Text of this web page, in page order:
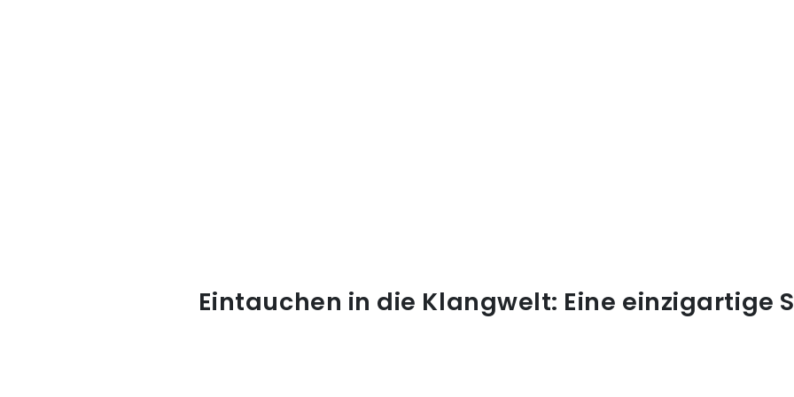
Eintauchen in die Klangwelt: Eine einzigartige